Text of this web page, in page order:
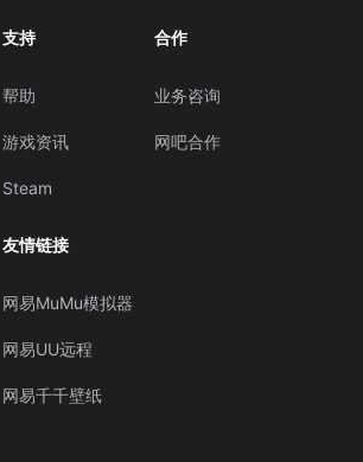
支持
帮助
游戏资讯
Steam
合作
业务咨询
网吧合作
友情链接
网易MuMu模拟器
网易UU远程
网易千千壁纸